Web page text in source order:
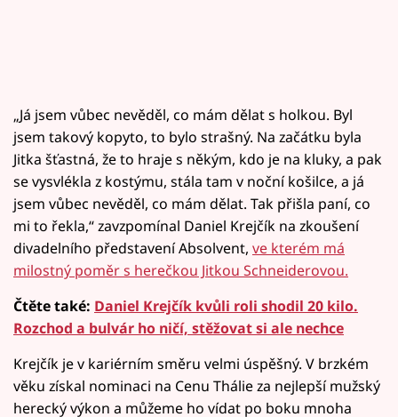
„Já jsem vůbec nevěděl, co mám dělat s holkou. Byl
jsem takový kopyto, to bylo strašný. Na začátku byla
Jitka šťastná, že to hraje s někým, kdo je na kluky, a pak
se vysvlékla z kostýmu, stála tam v noční košilce, a já
jsem vůbec nevěděl, co mám dělat. Tak přišla paní, co
mi to řekla,“ zavzpomínal Daniel Krejčík na zkoušení
divadelního představení Absolvent, ve kterém má
milostný poměr s herečkou Jitkou Schneiderovou.
Čtěte také: Daniel Krejčík kvůli roli shodil 20 kilo.
Rozchod a bulvár ho ničí, stěžovat si ale nechce
Krejčík je v kariérním směru velmi úspěšný. V brzkém
věku získal nominaci na Cenu Thálie za nejlepší mužský
herecký výkon a můžeme ho vídat po boku mnoha